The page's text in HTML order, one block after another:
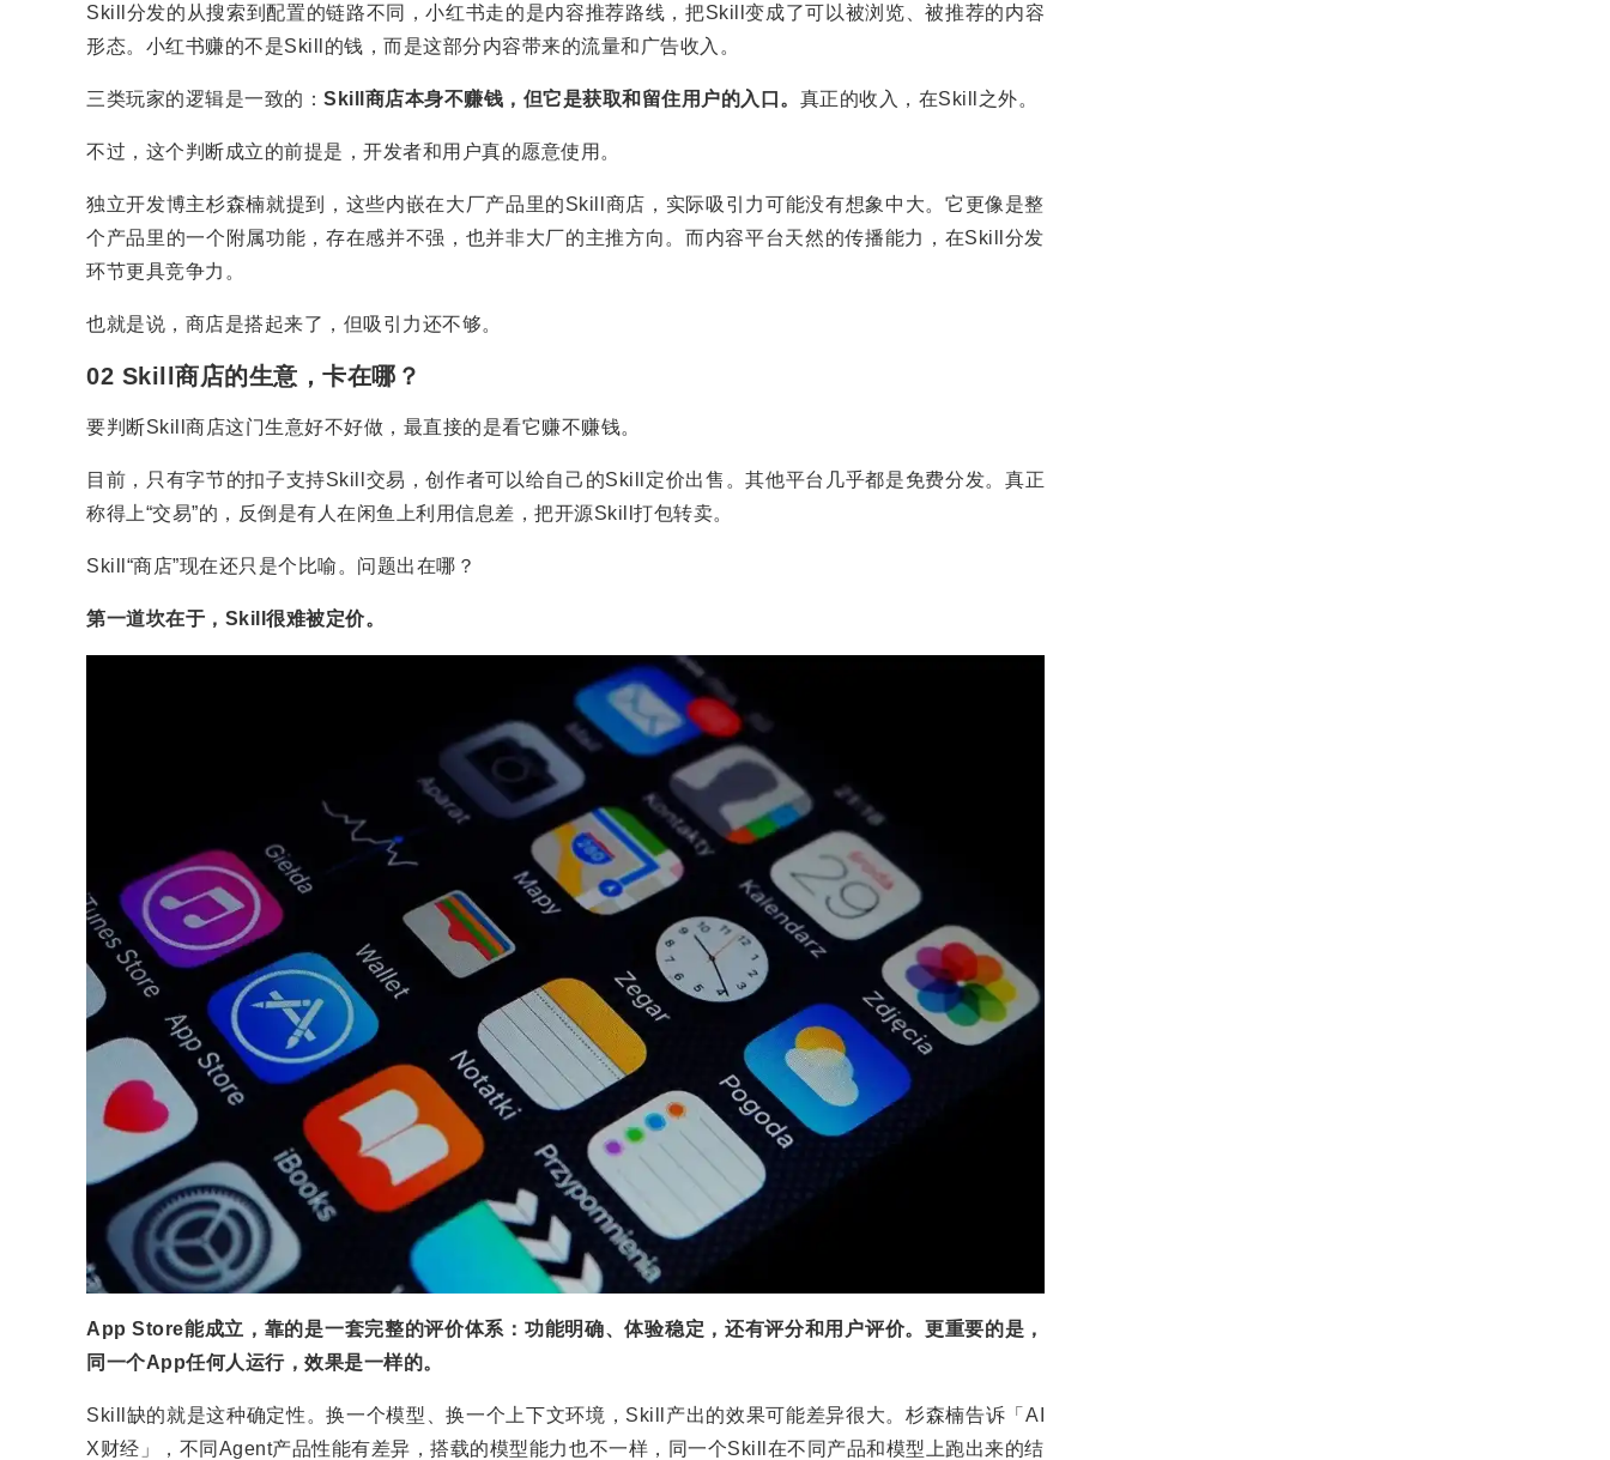
Skill分发的从搜索到配置的链路不同，小红书走的是内容推荐路线，把Skill变成了可以被浏览、被推荐的内容
形态。小红书赚的不是Skill的钱，而是这部分内容带来的流量和广告收入。
三类玩家的逻辑是一致的： Skill商店本身不赚钱，但它是获取和留住用户的入口。 真正的收入，在Skill之外。
不过，这个判断成立的前提是，开发者和用户真的愿意使用。
独立开发博主杉森楠就提到，这些内嵌在大厂产品里的Skill商店，实际吸引力可能没有想象中大。它更像是整
个产品里的一个附属功能，存在感并不强，也并非大厂的主推方向。而内容平台天然的传播能力，在Skill分发
环节更具竞争力。
也就是说，商店是搭起来了，但吸引力还不够。
02 Skill商店的生意，卡在哪？
要判断Skill商店这门生意好不好做，最直接的是看它赚不赚钱。
目前，只有字节的扣子支持Skill交易，创作者可以给自己的Skill定价出售。其他平台几乎都是免费分发。真正
称得上“交易”的，反倒是有人在闲鱼上利用信息差，把开源Skill打包转卖。
Skill“商店”现在还只是个比喻。问题出在哪？
第一道坎在于，Skill很难被定价。
App Store能成立，靠的是一套完整的评价体系：功能明确、体验稳定，还有评分和用户评价。更重要的是，
同一个App任何人运行，效果是一样的。
Skill缺的就是这种确定性。换一个模型、换一个上下文环境，Skill产出的效果可能差异很大。杉森楠告诉「AI
X财经」，不同Agent产品性能有差异，搭载的模型能力也不一样，同一个Skill在不同产品和模型上跑出来的结